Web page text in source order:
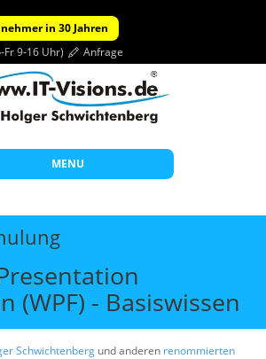
in 30 Jahren
Fr 9-16 Uhr) Anfrage
MENU
Schulungen
Seminare
(WPF) - Basiswissen
Schwichtenberg und anderen renommierten